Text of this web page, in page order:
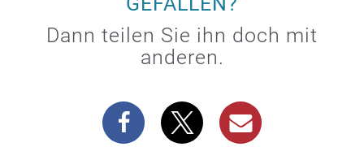
Dann teilen Sie ihn doch mit
anderen.